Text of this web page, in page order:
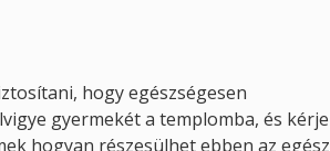
hogy egészségesen
gyermekét a templomba, és kérje
hogyan részesülhet ebben az egész